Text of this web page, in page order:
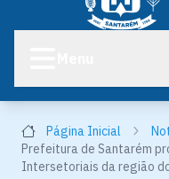
Página Inicial
Prefeitura de Santarém
Intersetoriais da região